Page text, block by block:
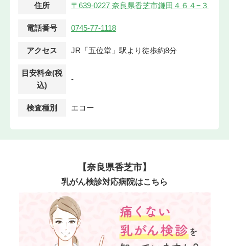
住所 〒639-0227 奈良県香芝市鎌田４６４−３
電話番号 0745-77-1118
アクセス JR「五位堂」駅より徒歩約8分
目安料金(税
込)
-
検査種別 エコー
【奈良県香芝市】
乳がん検診対応病院はこちら